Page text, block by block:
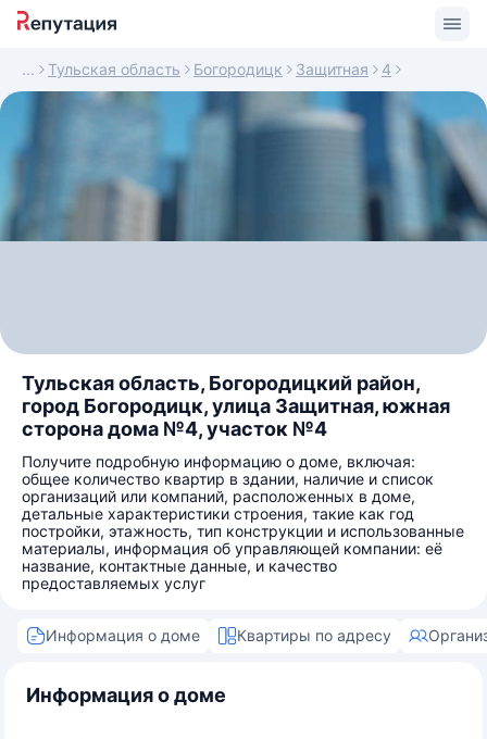
Тульская область Богородицк Защитная 4
Тульская область, Богородицкий район,
город Богородицк, улица Защитная, южная
сторона дома №4, участок №4
Получите подробную информацию о доме, включая:
общее количество квартир в здании, наличие и список
организаций или компаний, расположенных в доме,
детальные характеристики строения, такие как год
постройки, этажность, тип конструкции и использованные
материалы, информация об управляющей компании: её
название, контактные данные, и качество
предоставляемых услуг
Информация о доме Квартиры по адресу
Информация о доме